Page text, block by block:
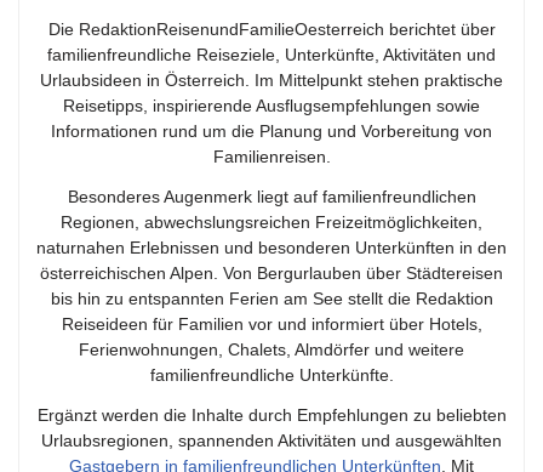
Die RedaktionReisenundFamilieOesterreich berichtet über
familienfreundliche Reiseziele, Unterkünfte, Aktivitäten und
Urlaubsideen in Österreich. Im Mittelpunkt stehen praktische
Reisetipps, inspirierende Ausflugsempfehlungen sowie
Informationen rund um die Planung und Vorbereitung von
Familienreisen.
Besonderes Augenmerk liegt auf familienfreundlichen
Regionen, abwechslungsreichen Freizeitmöglichkeiten,
naturnahen Erlebnissen und besonderen Unterkünften in den
österreichischen Alpen. Von Bergurlauben über Städtereisen
bis hin zu entspannten Ferien am See stellt die Redaktion
Reiseideen für Familien vor und informiert über Hotels,
Ferienwohnungen, Chalets, Almdörfer und weitere
familienfreundliche Unterkünfte.
Ergänzt werden die Inhalte durch Empfehlungen zu beliebten
Urlaubsregionen, spannenden Aktivitäten und ausgewählten
Gastgebern in familienfreundlichen Unterkünften . Mit